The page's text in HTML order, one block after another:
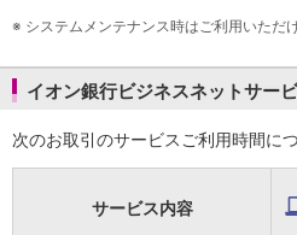
外貨普通預金積立
資産運用
投資信託TOP
投信つみたて
NISA
※ システムメンテナンス時はご利用いただ
イオン銀行ビジネスネットサー
次のお取引のサービスご利用時間に
サービス内容